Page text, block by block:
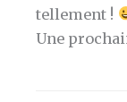
tellement !
Une